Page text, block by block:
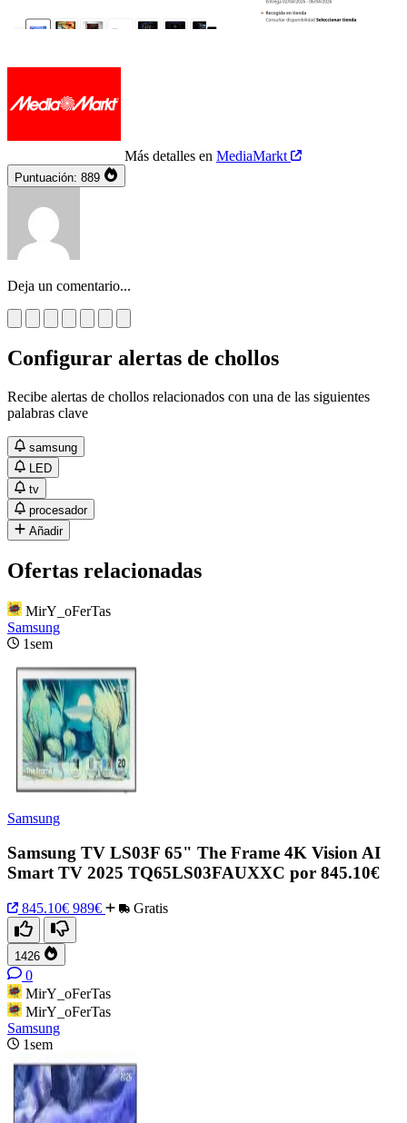
Más detalles en MediaMarkt
Puntuación: 889
Deja un comentario...
Configurar alertas de chollos
Recibe alertas de chollos relacionados con una de las siguientes
palabras clave
samsung
LED
tv
procesador
Añadir
Ofertas relacionadas
MirY_oFerTas
Samsung
1sem
Samsung
Samsung TV LS03F 65" The Frame 4K Vision AI
Smart TV 2025 TQ65LS03FAUXXC por 845.10€
845.10€ 989€ Gratis
1426
0
MirY_oFerTas
MirY_oFerTas
Samsung
1sem